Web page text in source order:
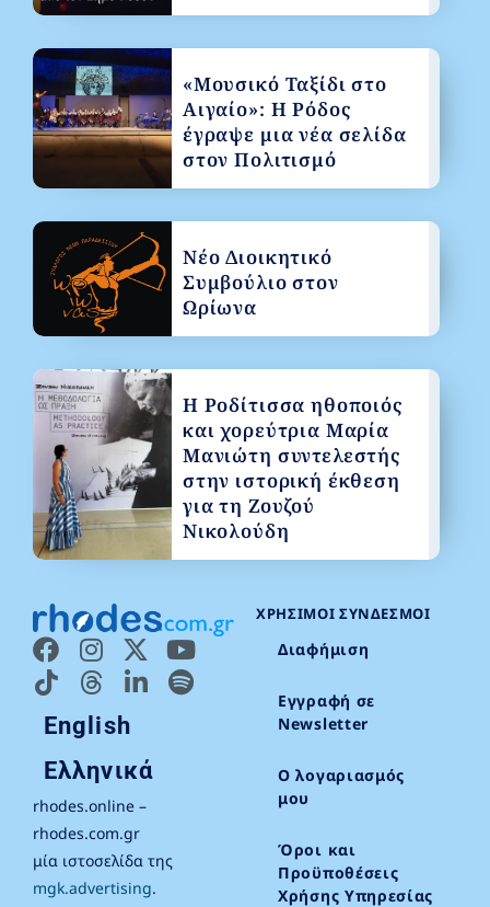
English
Ελληνικά
rhodes.online –
rhodes.com.gr
μία ιστοσελίδα της
mgk.advertising.
ΧΡΉΣΙΜΟΙ ΣΎΝΔΕΣΜΟΙ
Διαφήμιση
Εγγραφή σε
Newsletter
Ο λογαριασμός
μου
Όροι και
Προϋποθέσεις
Χρήσης Υπηρεσίας
«Μουσικό Ταξίδι στο
Αιγαίο»: Η Ρόδος
έγραψε μια νέα σελίδα
στον Πολιτισμό
Νέο Διοικητικό
Συμβούλιο στον
Ωρίωνα
Η Ροδίτισσα ηθοποιός
και χορεύτρια Μαρία
Μανιώτη συντελεστής
στην ιστορική έκθεση
για τη Ζουζού
Νικολούδη